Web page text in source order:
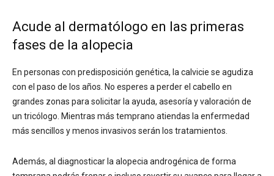
Acude al dermatólogo en las primeras
fases de la alopecia
En personas con predisposición genética, la calvicie se agudiza
con el paso de los años. No esperes a perder el cabello en
grandes zonas para solicitar la ayuda, asesoría y valoración de
un tricólogo. Mientras más temprano atiendas la enfermedad
más sencillos y menos invasivos serán los tratamientos.
Además, al diagnosticar la alopecia androgénica de forma